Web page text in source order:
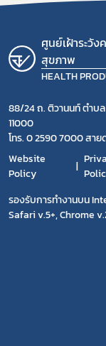
ศูนย์เฝ้าระวั
สุขภาพ
HEALTH
88/24 ถ. ติวานนท์ ตำบ
11000
โทร. 0 2590 7000 สาย
Website
Policy
รองรับการทำงานบน
Safari v.5+, Chrome